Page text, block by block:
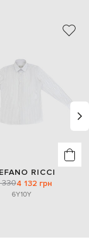
RICCI
3304 132 грн
6Y10Y